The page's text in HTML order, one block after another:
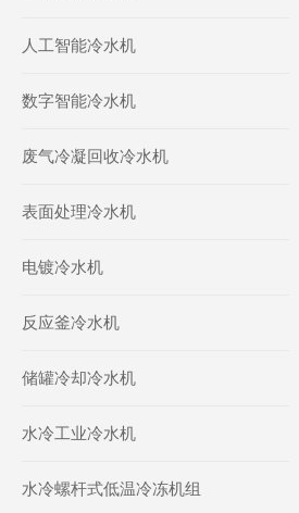
人工智能冷水机
数字智能冷水机
废气冷凝回收冷水机
表面处理冷水机
电镀冷水机
反应釜冷水机
储罐冷却冷水机
水冷工业冷水机
水冷螺杆式低温冷冻机组